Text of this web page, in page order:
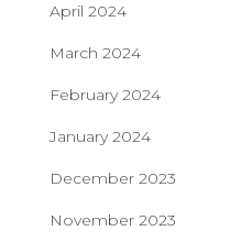
April 2024
March 2024
February 2024
January 2024
December 2023
November 2023